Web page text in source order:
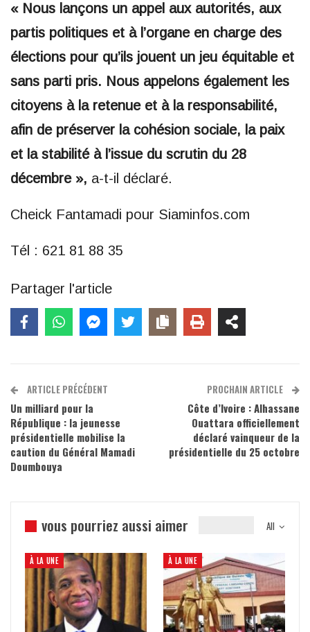
« Nous lançons un appel aux autorités, aux
partis politiques et à l’organe en charge des
élections pour qu’ils jouent un jeu équitable et
sans parti pris. Nous appelons également les
citoyens à la retenue et à la responsabilité,
afin de préserver la cohésion sociale, la paix
et la stabilité à l’issue du scrutin du 28
décembre », a-t-il déclaré.
Cheick Fantamadi pour Siaminfos.com
Tél : 621 81 88 35
Partager l'article
ARTICLE PRÉCÉDENT
Un milliard pour la
République : la jeunesse
présidentielle mobilise la
caution du Général Mamadi
Doumbouya
PROCHAIN ARTICLE
Côte d’Ivoire : Alhassane
Ouattara officiellement
déclaré vainqueur de la
présidentielle du 25 octobre
All
vous pourriez aussi aimer
À LA UNE À LA UNE